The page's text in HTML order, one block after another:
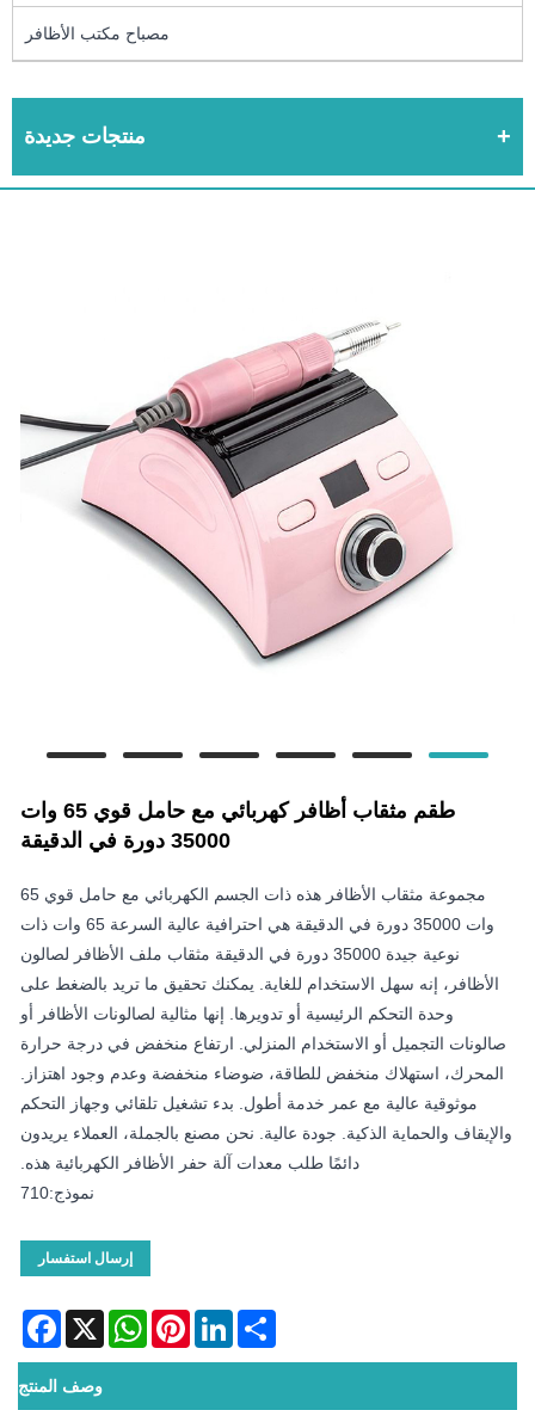
مصباح مكتب الأظافر
منتجات جديدة
طقم مثقاب أظافر كهربائي مع حامل قوي 65 وات
35000 دورة في الدقيقة
مجموعة مثقاب الأظافر هذه ذات الجسم الكهربائي مع حامل قوي 65
وات 35000 دورة في الدقيقة هي احترافية عالية السرعة 65 وات ذات
نوعية جيدة 35000 دورة في الدقيقة مثقاب ملف الأظافر لصالون
الأظافر، إنه سهل الاستخدام للغاية. يمكنك تحقيق ما تريد بالضغط على
وحدة التحكم الرئيسية أو تدويرها. إنها مثالية لصالونات الأظافر أو
صالونات التجميل أو الاستخدام المنزلي. ارتفاع منخفض في درجة حرارة
المحرك، استهلاك منخفض للطاقة، ضوضاء منخفضة وعدم وجود اهتزاز.
موثوقية عالية مع عمر خدمة أطول. بدء تشغيل تلقائي وجهاز التحكم
والإيقاف والحماية الذكية. جودة عالية. نحن مصنع بالجملة، العملاء يريدون
دائمًا طلب معدات آلة حفر الأظافر الكهربائية هذه.
نموذج:710
إرسال استفسار
X
WhatsAppPinterestLinkedInShare
وصف المنتج